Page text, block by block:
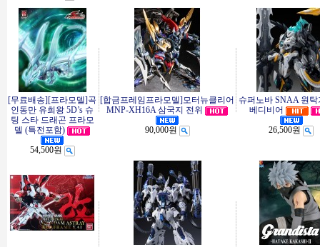
[무료배송][프라모델]곡
인동만 유희왕 5D’s 슈
팅 스타 드래곤 프라모
델 (특전포함)
54,500원
[합금프레임프라모델]모터뉴클리어
MNP-XH16A 삼국지 전위
90,000원
슈퍼노바 SNAA 원
베디비어
26,500원